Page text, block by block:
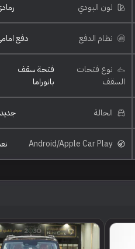
لون البودي
نظام الدفع دفع
نوع فتحات
السقف
فتحة سقف
بانوراما
الحالة